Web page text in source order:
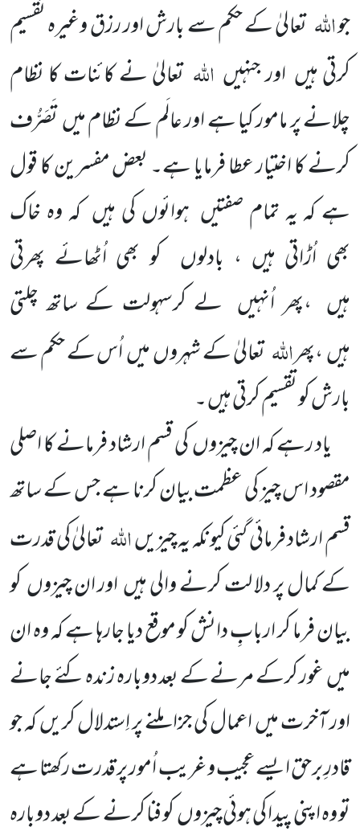
جواللہتعالیٰ کے حکم سے بارش اور رزق وغیرہ تقسیم
کرتی ہیں اور جنہیں اللہ تعالیٰ نے کائنات کا نظام
چلانے پر مامور کیا ہے اور عالَم کے نظام میں تَصَرُّف
کرنے کا اختیار عطا فرمایا ہے۔ بعض مفسرین کا قول
ہے کہ یہ تمام صفتیں ہوائوں کی ہیں کہ وہ خاک
بھی اُڑاتی ہیں ، بادلوں کو بھی اُٹھائے پھرتی
ہیں ،پھر اُنہیں لے کرسہولت کے ساتھ چلتی
ہیں ،پھراللہتعالیٰ کے شہروں میں اُس کے حکم سے
بارش کو تقسیم کرتی ہیں ۔
یاد رہے کہ ان چیزوں کی قسم ارشاد فرمانے کا اصلی
مقصود اس چیز کی عظمت بیان کرنا ہے جس کے ساتھ
قسم ارشاد فرمائی گئی کیونکہ یہ چیزیںاللہتعالیٰ کی قدرت
کے کمال پر دلا لت کرنے والی ہیں اور ان چیزوں کو
بیان فرما کر اربابِ دانش کو موقع دیا جارہا ہے کہ وہ ان
میں غور کرکے مرنے کے بعد دوبارہ زندہ کئے جانے
اور آخرت میں اعمال کی جزا ملنے پر اِستدلال کریں کہ جو
قادرِ برحق ایسے عجیب و غریب اُمور پر قدرت رکھتا ہے
تو وہ اپنی پیدا کی ہوئی چیزوں کو فنا کرنے کے بعد دوبارہ